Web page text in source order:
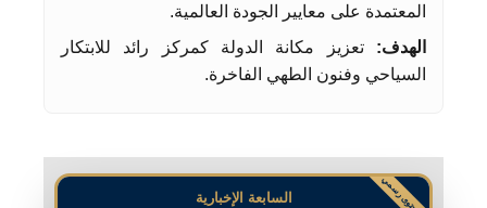
المعتمدة على معايير الجودة العالمية.
الهدف: تعزيز مكانة الدولة كمركز رائد للابتكار
السياحي وفنون الطهي الفاخرة.
محتوى رسمي السابعة الإخبارية